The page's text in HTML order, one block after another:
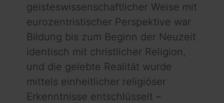
geisteswissenschaftlicher Weise mit
eurozentristischer Perspektive war
Bildung bis zum Beginn der Neuzeit
identisch mit christlicher Religion,
und die gelebte Realität wurde
mittels einheitlicher religiöser
Erkenntnisse entschlüsselt –